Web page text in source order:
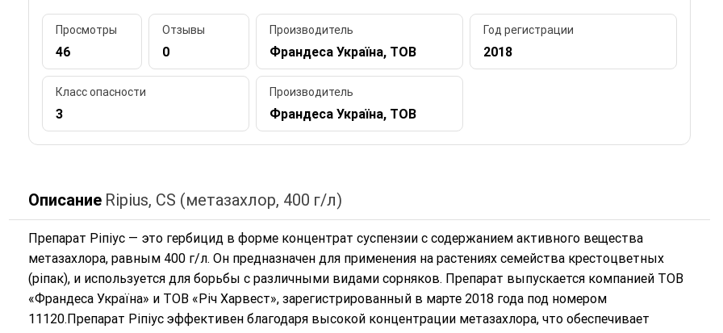
Просмотры
46
Отзывы
0
Производитель
Франдеса Україна, ТОВ
Год регистрации
2018
Класс опасности
3
Производитель
Франдеса Україна, ТОВ
Описание Ripius, CS (метазахлор, 400 г/л)
Препарат Ріпіус — это гербицид в форме концентрат суспензии с содержанием активного вещества
метазахлора, равным 400 г/л. Он предназначен для применения на растениях семейства крестоцветных
(ріпак), и используется для борьбы с различными видами сорняков. Препарат выпускается компанией ТОВ
«Франдеса Україна» и ТОВ «Річ Харвест», зарегистрированный в марте 2018 года под номером
11120.Препарат Ріпіус эффективен благодаря высокой концентрации метазахлора, что обеспечивает